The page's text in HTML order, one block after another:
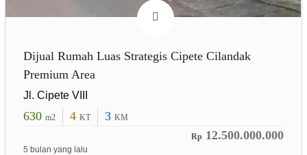
Dijual Rumah Luas Strategis Cipete Cilandak
Premium Area
Jl. Cipete VIII
630 m2 4 KT 3 KM
Rp 12.500.000.000
5 bulan yang lalu